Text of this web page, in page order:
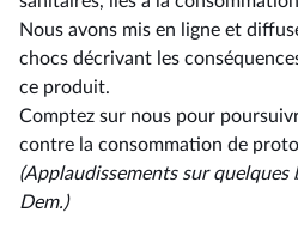
Nous avons mis en ligne et
chocs décrivant les
ce produit.
Comptez sur nous pour
contre la consommation de
(Applaudissements sur quelques
Dem.)